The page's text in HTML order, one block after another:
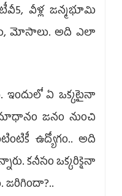
వీళ్ల జన్మభూమి
మోసాలు. అది ఎలా
ఏ ఒక్కటైనా
జనం నుంచి
ఉద్యోగం.. అది
కనీసం ఒక్కరికైనా
జరిగిందా?..